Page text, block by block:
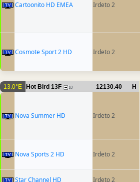
Cartoonito HD EMEA Irdeto 2
Cosmote Sport 2 HD Irdeto 2
13.0°E Hot Bird 13F 10 12130.40 H
Nova Summer HD Irdeto 2
Nova Sports 2 HD Irdeto 2
Star Channel HD Irdeto 2